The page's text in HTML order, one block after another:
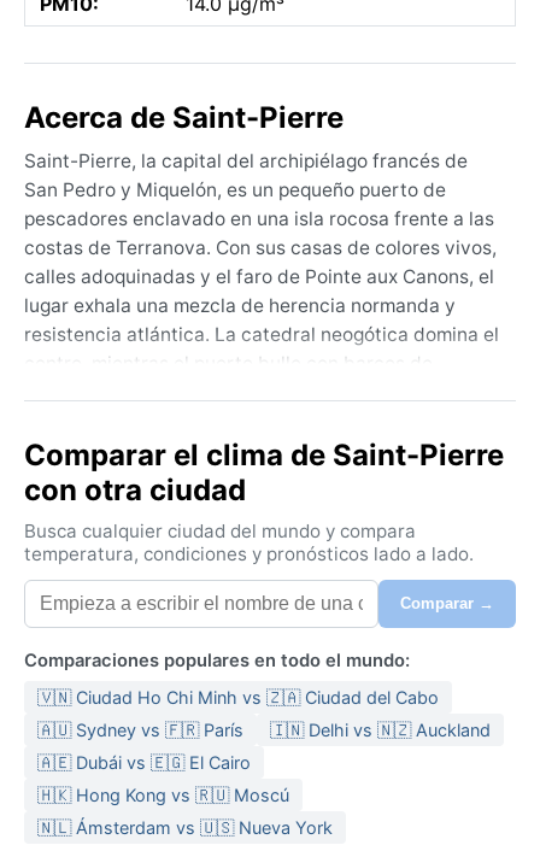
Acerca de Saint-Pierre
Saint-Pierre, la capital del archipiélago francés de
San Pedro y Miquelón, es un pequeño puerto de
pescadores enclavado en una isla rocosa frente a las
costas de Terranova. Con sus casas de colores vivos,
calles adoquinadas y el faro de Pointe aux Canons, el
lugar exhala una mezcla de herencia normanda y
resistencia atlántica. La catedral neogótica domina el
centro, mientras el puerto bulle con barcos de
siempre presente, frío y poderoso.
El clima se clasifica como subártico (Dfc), con
inviernos largos, nevados y vientos cortantes que
dejan temperaturas bajo cero de diciembre a marzo.
El verano, efímero y fresco, apenas alcanza los 15 °C
en agosto, con cielos grises y niebla frecuente. Las
precipitaciones son abundantes todo el año, pero la
humedad es constante, dando una sensación de
humedad perpetua. Para viajar, hay que llevar ropa
térmica, chaqueta impermeable, botas resistentes al
agua y capas que protejan del viento. En verano, un
incluso en julio.
Comparar el clima de Saint-Pierre
con otra ciudad
Busca cualquier ciudad del mundo y compara
temperatura, condiciones y pronósticos lado a lado.
Comparar →
Comparaciones populares en todo el mundo:
🇻🇳 Ciudad Ho Chi Minh vs 🇿🇦 Ciudad del Cabo
🇦🇺 Sydney vs 🇫🇷 París
🇮🇳 Delhi vs 🇳🇿 Auckland
🇦🇪 Dubái vs 🇪🇬 El Cairo
🇭🇰 Hong Kong vs 🇷🇺 Moscú
🇳🇱 Ámsterdam vs 🇺🇸 Nueva York